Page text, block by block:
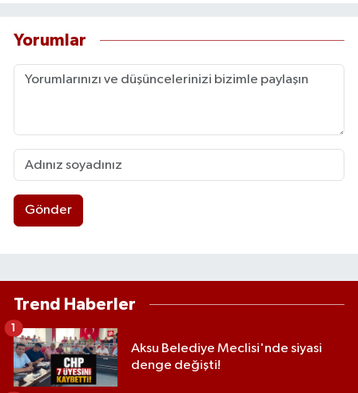
Yorumlar
Gönder
Trend Haberler
Aksu Belediye Meclisi'nde siyasi
denge değişti!
1